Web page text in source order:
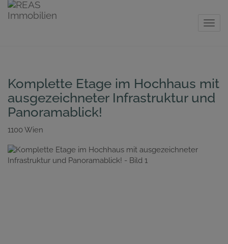
Komplette Etage im Hochhaus mit
ausgezeichneter Infrastruktur und
Panoramablick!
1100 Wien